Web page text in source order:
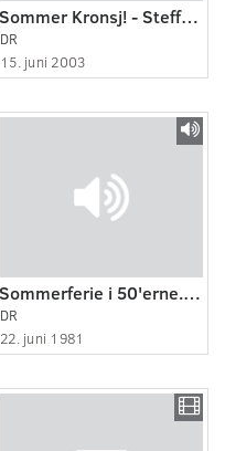
Sommer Kronsj! - Steffen Brandt.
DR
15. juni 2003
Sommerferie i 50'erne. Bente Clod
DR
22. juni 1981